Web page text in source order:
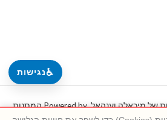
♿נגישות
Copyright © 2026 המתנות של מיכאלה וענהאל. Powered by המתנות